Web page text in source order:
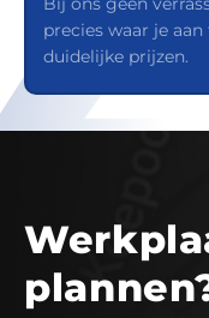
precies waar je
duidelijke prijzen.